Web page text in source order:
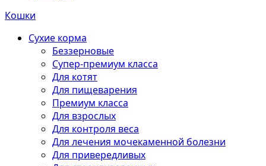
Кошки
Сухие корма
Беззерновые
Супер-премиум класса
Для котят
Для пищеварения
Премиум класса
Для взрослых
Для контроля веса
Для лечения мочекаменной болезни
Для привередливых